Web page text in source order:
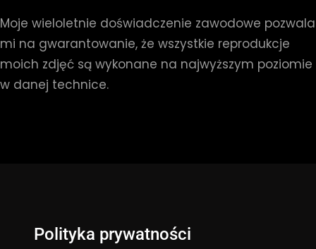
Moje wieloletnie doświadczenie zawodowe pozwala
mi na gwarantowanie, że wszystkie reprodukcje
moich zdjęć są wykonane na najwyższym poziomie
w danej technice.
Polityka prywatności